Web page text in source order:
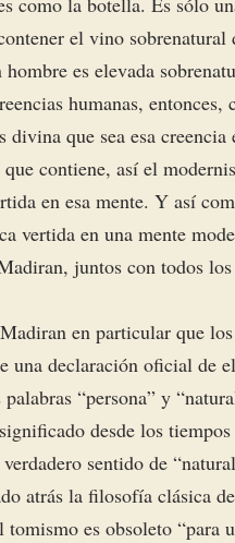
el vino
es elevada
humanas,
divina que sea esa
contiene, así el
en esa mente. Y así
vertida en una mente
juntos con todos
en particular que
una declaración oficial de
“persona” y
desde los
sentido de
atrás la filosofía clásica
es obsoleto “para